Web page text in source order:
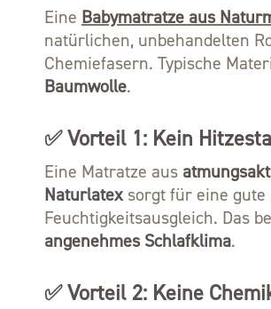
Eine Babymatratze aus
natürlichen, unbehandelten
Chemiefasern. Typische
Baumwolle.
✅ Vorteil 1: Kein
Eine Matratze aus
Naturlatexsorgt für eine gute
Feuchtigkeitsausgleich. Das
angenehmes Schlafklima.
✅ Vorteil 2: Keine